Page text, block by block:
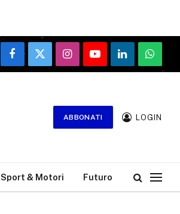
Facebook
X
(Twitter)
InstagramYouTubeLinkedIn
ABBONATI LOGIN
Sport & Motori Futuro